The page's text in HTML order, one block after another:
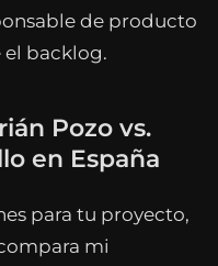
de producto
el backlog.
Pozo vs.
en España
para tu proyecto,
mi